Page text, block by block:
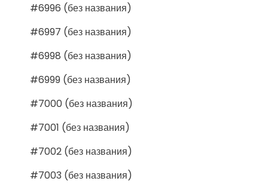
#6996 (без названия)
#6997 (без названия)
#6998 (без названия)
#6999 (без названия)
#7000 (без названия)
#7001 (без названия)
#7002 (без названия)
#7003 (без названия)